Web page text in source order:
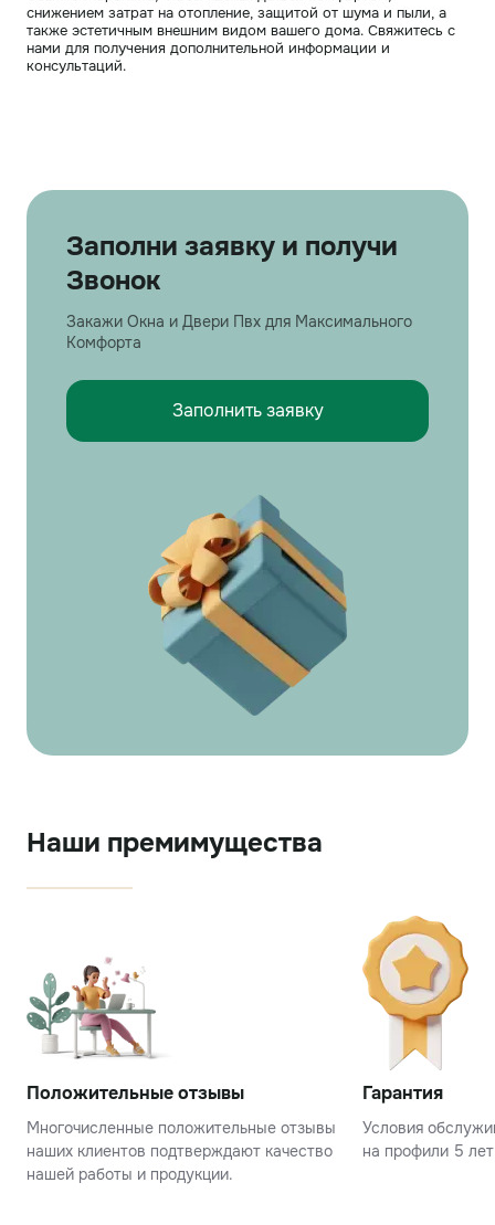
снижением затрат на отопление, защитой от шума и пыли, а
также эстетичным внешним видом вашего дома. Свяжитесь с
нами для получения дополнительной информации и
консультаций.
Заполни заявку и получи
Звонок
Закажи Окна и Двери Пвх для Максимального
Комфорта
Заполнить заявку
Наши премимущества
Положительные отзывы
Многочисленные положительные отзывы
наших клиентов подтверждают качество
нашей работы и продукции.
Гарантия
Условия
на профили 5